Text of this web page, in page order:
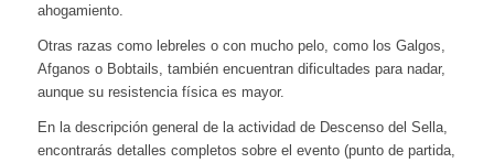
ahogamiento.
Otras razas como lebreles o con mucho pelo, como los Galgos,
Afganos o Bobtails, también encuentran dificultades para nadar,
aunque su resistencia física es mayor.
En la descripción general de la actividad de Descenso del Sella,
encontrarás detalles completos sobre el evento (punto de partida,